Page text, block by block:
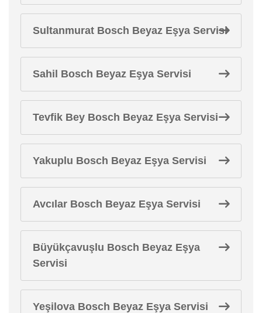
Sultanmurat Bosch Beyaz Eşya Servisi
Sahil Bosch Beyaz Eşya Servisi
Tevfik Bey Bosch Beyaz Eşya Servisi
Yakuplu Bosch Beyaz Eşya Servisi
Avcılar Bosch Beyaz Eşya Servisi
Büyükçavuşlu Bosch Beyaz Eşya
Servisi
Yeşilova Bosch Beyaz Eşya Servisi